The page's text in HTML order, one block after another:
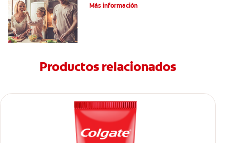
Más información
Productos relacionados